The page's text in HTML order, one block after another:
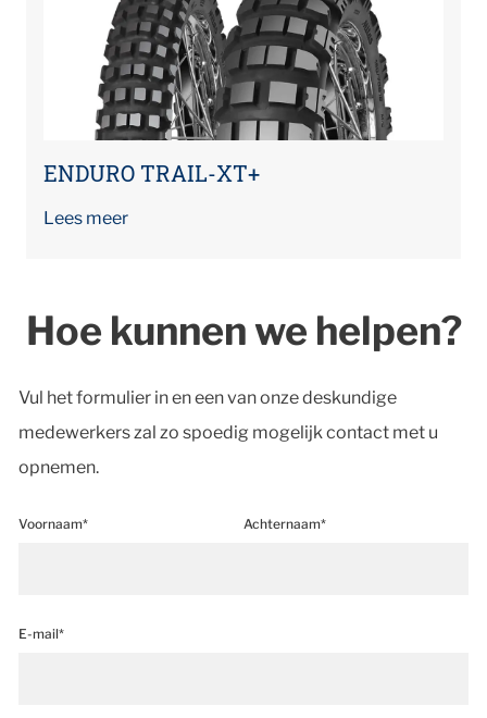
ENDURO TRAIL-XT+
Lees meer
Hoe kunnen we helpen?
Vul het formulier in en een van onze deskundige
medewerkers zal zo spoedig mogelijk contact met u
opnemen.
Voornaam* Achternaam*
E-mail*